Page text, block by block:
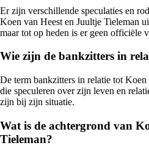
Er zijn verschillende speculaties en
Koen van Heest en Juultje Tieleman
maar tot op heden is er geen officiële
Wie zijn de bankzitters in
De term bankzitters in relatie tot
die speculeren over zijn leven en
zijn bij zijn situatie.
Wat is de achtergrond van
Tieleman?